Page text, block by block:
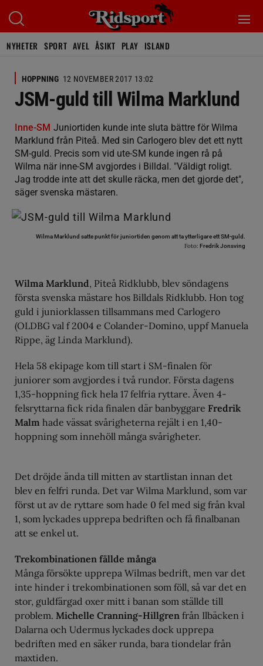
NYHETER SPORT AVEL ÅSIKT PLAY ISLAND
HOPPNING 12 NOVEMBER 2017 13:02
JSM-guld till Wilma Marklund
Inne-SM Juniortiden kunde inte sluta bättre för Wilma
Marklund från Piteå. Med sin Carlogero blev det ett nytt
SM-guld. Precis som vid ute-SM kunde ingen rå på
Wilma när inne-SM avgjordes i Billdal. "Väldigt roligt.
Jag trodde inte att det skulle räcka, men det gjorde det",
säger svenska mästaren.
Wilma Marklund satte punkt för juniortiden genom att ta ytterligare ett SM-guld.
Foto: Fredrik Jonsving
Wilma Marklund, Piteå Ridklubb, blev söndagens
första svenska mästare hos Billdals Ridklubb. Hon tog
guld i juniorklassen tillsammans med Carlogero
(OLDBG val f 2004 e Colander-Domino, uppf Manuela
Rippe, äg Linda Marklund).
Hela 58 ekipage kom till start i SM-finalen för
juniorer som avgjordes i två rundor. Första dagens
1,35-hoppning fick hela 17 felfria ryttare. Även 4-
felsryttarna fick rida finalen där banbyggare Fredrik
Malm hade vässat svårigheterna rejält i en 1,40-
hoppning som innehöll många svårigheter.
Det dröjde ända till mitten av startlistan innan det
blev en felfri runda. Det var Wilma Marklund, som var
först ut av de ryttare som hade 0 fel med sig från kval
1, som lyckades upprepa bedriften och få finalbanan
att se enkel ut.
Trekombinationen fällde många
Många försökte upprepa Wilmas bedrift, men var det
inte hinder i trekombinationen som föll, så var det en
stor, guldfärgad oxer mitt i banan som ställde till
problem. Michelle Cranning-Hillgren från Ilbäcken i
Dalarna och Udermus lyckades dock upprepa
bedriften med en säker runda, bara tiondelar från
maxtiden.